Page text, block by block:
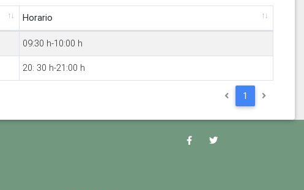
Horario
09:30 h-10:00 h
20: 30 h-21:00 h
1